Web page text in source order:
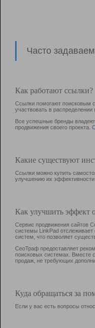
Часто
Как работают ссылки?
Ссылки помогают поисковым
участвовать в раcпределении
Все успешные бренды
продвижения своего проекта.
Какие существуют
Ссылки можно купить
улучшению их эффективности
Как улучшить эффект
Сервис продвижения сайтов
системы LinkPad
систем, что позволяет
СеоТраф предоставляет
поисковых системах. Вместе
продаж, не требующих
Куда обращаться за
Если у вас есть вопросы